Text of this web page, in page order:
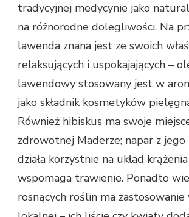
tradycyjnej medycynie jako
na różnorodne dolegliwości. Na
lawenda znana jest ze swoich
relaksujących i uspokajających –
lawendowy stosowany jest w
jako składnik kosmetyków
Również hibiskus ma swoje
zdrowotnej Maderze; napar z
działa korzystnie na układ
wspomaga trawienie. Ponadto
rosnących roślin ma